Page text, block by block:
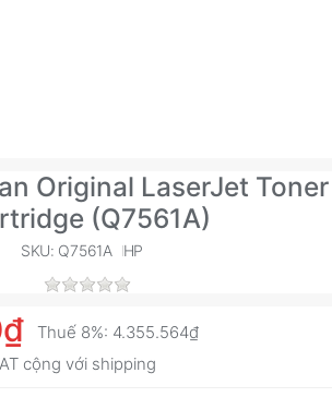
Original LaserJet Toner
(Q7561A)
SKU: Q7561A HP
Thuế 8%: 4.355.564₫
cộng với shipping